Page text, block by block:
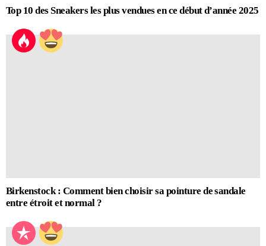
Top 10 des Sneakers les plus vendues en ce début d’année 2025
Birkenstock : Comment bien choisir sa pointure de sandale
entre étroit et normal ?